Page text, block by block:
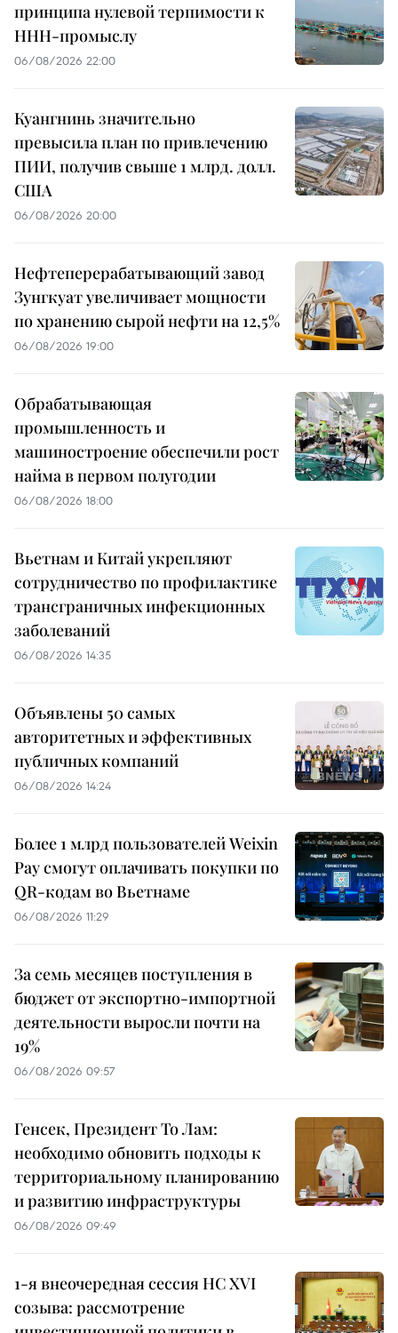
принципа нулевой терпимости к
ННН-промыслу
06/08/2026 22:00
Куангнинь значительно
превысила план по привлечению
ПИИ, получив свыше 1 млрд. долл.
США
06/08/2026 20:00
Нефтеперерабатывающий завод
Зунгкуат увеличивает мощности
по хранению сырой нефти на 12,5%
06/08/2026 19:00
Обрабатывающая
промышленность и
машиностроение обеспечили рост
найма в первом полугодии
06/08/2026 18:00
Вьетнам и Китай укрепляют
сотрудничество по профилактике
трансграничных инфекционных
заболеваний
06/08/2026 14:35
Объявлены 50 самых
авторитетных и эффективных
публичных компаний
06/08/2026 14:24
Более 1 млрд пользователей Weixin
Pay смогут оплачивать покупки по
QR-кодам во Вьетнаме
06/08/2026 11:29
За семь месяцев поступления в
бюджет от экспортно-импортной
деятельности выросли почти на
19%
06/08/2026 09:57
Генсек, Президент То Лам:
необходимо обновить подходы к
территориальному планированию
и развитию инфраструктуры
06/08/2026 09:49
1-я внеочередная сессия НС XVI
созыва: рассмотрение